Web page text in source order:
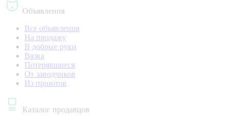
Объявления
Все объявления
На продажу
В добрые руки
Вязка
Потерявшиеся
От заводчиков
Из приютов
Каталог продавцов